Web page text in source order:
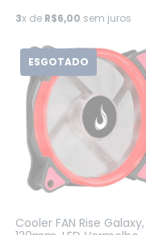
3x de R$6,00 sem juros
ESGOTADO
Cooler FAN Rise Galaxy,